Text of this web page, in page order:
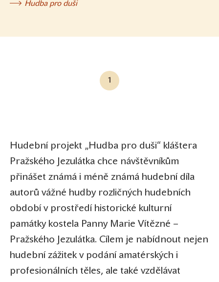
Hudba pro duši
1
Hudební projekt „Hudba pro duši“ kláštera
Pražského Jezulátka chce návštěvníkům
přinášet známá i méně známá hudební díla
autorů vážné hudby rozličných hudebních
období v prostředí historické kulturní
památky kostela Panny Marie Vítězné –
Pražského Jezulátka. Cílem je nabídnout nejen
hudební zážitek v podání amatérských i
profesionálních těles, ale také vzdělávat